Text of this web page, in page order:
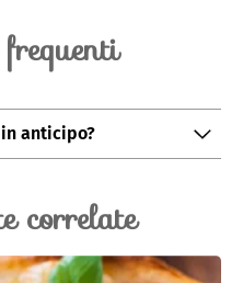
anticipo?
correlate